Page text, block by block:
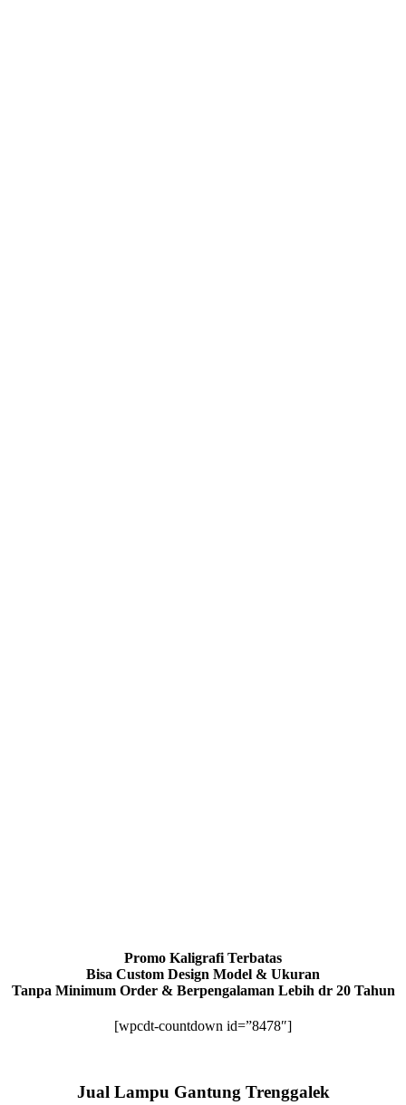
Promo Kaligrafi Terbatas
Bisa Custom Design Model & Ukuran
Tanpa Minimum Order & Berpengalaman Lebih dr 20 Tahun
[wpcdt-countdown id=”8478″]
Jual Lampu Gantung Trenggalek